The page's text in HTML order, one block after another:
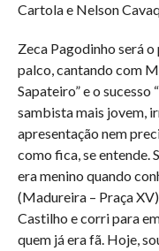
Cartola e Nelson
Zeca Pagodinho será
palco, cantando com
Sapateiro” e o sucesso
sambista mais jovem,
apresentação nem
como fica, se entende.
era menino quando
(Madureira – Praça
Castilho e corri para
quem já era fã. Hoje,